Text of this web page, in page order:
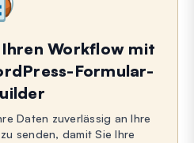
Workflow mit
Formular-
Daten zuverlässig an Ihre
senden, damit Sie Ihre